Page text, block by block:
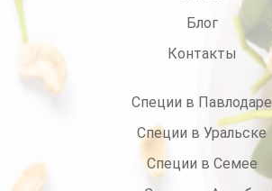
Блог
Контакты
Специи в Павлодаре
Специи в Уральске
Специи в Семее